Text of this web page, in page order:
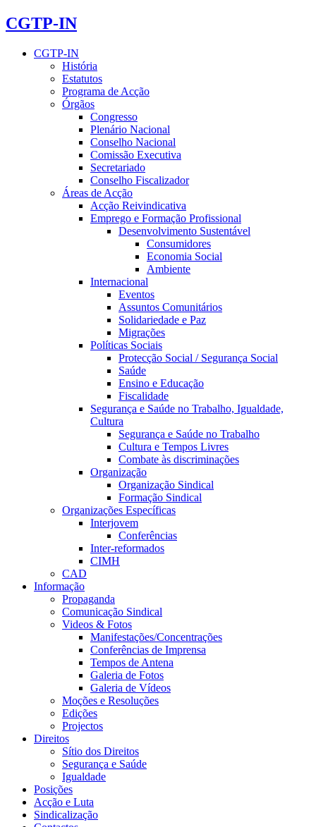
CGTP-IN
CGTP-IN
História
Estatutos
Programa de Acção
Órgãos
Congresso
Plenário Nacional
Conselho Nacional
Comissão Executiva
Secretariado
Conselho Fiscalizador
Áreas de Acção
Acção Reivindicativa
Emprego e Formação Profissional
Desenvolvimento Sustentável
Consumidores
Economia Social
Ambiente
Internacional
Eventos
Assuntos Comunitários
Solidariedade e Paz
Migrações
Políticas Sociais
Protecção Social / Segurança Social
Saúde
Ensino e Educação
Fiscalidade
Segurança e Saúde no Trabalho, Igualdade,
Cultura
Segurança e Saúde no Trabalho
Cultura e Tempos Livres
Combate às discriminações
Organização
Organização Sindical
Formação Sindical
Organizações Específicas
Interjovem
Conferências
Inter-reformados
CIMH
CAD
Informação
Propaganda
Comunicação Sindical
Videos & Fotos
Manifestações/Concentrações
Conferências de Imprensa
Tempos de Antena
Galeria de Fotos
Galeria de Vídeos
Moções e Resoluções
Edições
Projectos
Direitos
Sítio dos Direitos
Segurança e Saúde
Igualdade
Posições
Acção e Luta
Sindicalização